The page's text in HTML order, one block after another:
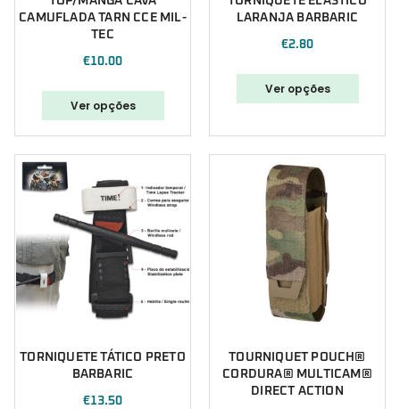
CAMUFLADA TARN CCE MIL-
TEC
€10.00
Ver opções
LARANJA BARBARIC
€2.80
Ver opções
TORNIQUETE TÁTICO PRETO
BARBARIC
€13.50
TOURNIQUET POUCH®
CORDURA® MULTICAM®
DIRECT ACTION